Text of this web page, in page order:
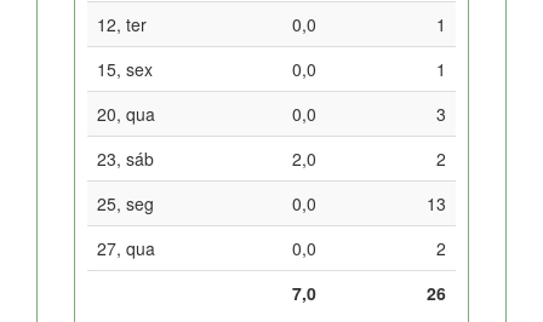
12, ter
0,0
1
15, sex
0,0
1
20, qua
0,0
3
23, sáb
2,0
2
25, seg
0,0
13
27, qua
0,0
2
7,0
26